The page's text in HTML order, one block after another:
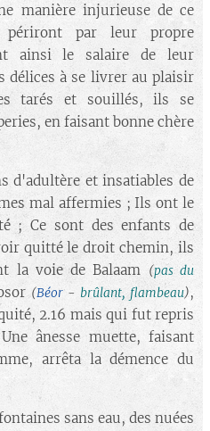
manière injurieuse de ce
par leur propre
ainsi le salaire de leur
à se livrer au plaisir
tarés et souillés, ils se
en faisant bonne chère
d'adultère et insatiables de
mal affermies ; Ils ont le
; Ce sont des enfants de
quitté le droit chemin, ils
la voie de Balaam (pas du
(Béor- brûlant, flambeau),
2.16 mais qui fut repris
ânesse muette, faisant
arrêta la démence du
sans eau, des nuées